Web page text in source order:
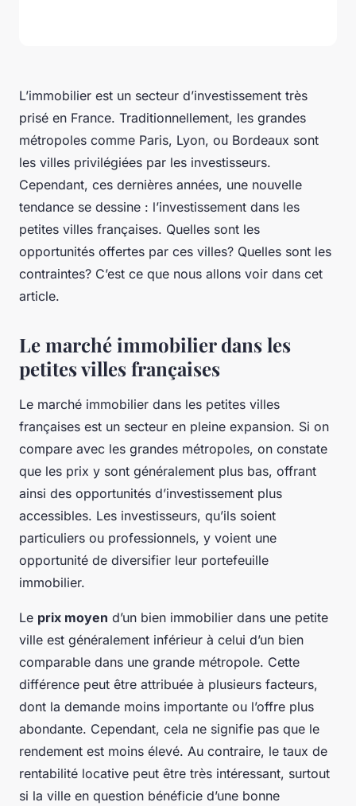
L’immobilier est un secteur d’investissement très
prisé en France. Traditionnellement, les grandes
métropoles comme Paris, Lyon, ou Bordeaux sont
les villes privilégiées par les investisseurs.
Cependant, ces dernières années, une nouvelle
tendance se dessine : l’investissement dans les
petites villes françaises. Quelles sont les
opportunités offertes par ces villes? Quelles sont les
contraintes? C’est ce que nous allons voir dans cet
article.
Le marché immobilier dans les
petites villes françaises
Le marché immobilier dans les petites villes
françaises est un secteur en pleine expansion. Si on
compare avec les grandes métropoles, on constate
que les prix y sont généralement plus bas, offrant
ainsi des opportunités d’investissement plus
accessibles. Les investisseurs, qu’ils soient
particuliers ou professionnels, y voient une
opportunité de diversifier leur portefeuille
immobilier.
Le prix moyen d’un bien immobilier dans une petite
ville est généralement inférieur à celui d’un bien
comparable dans une grande métropole. Cette
différence peut être attribuée à plusieurs facteurs,
dont la demande moins importante ou l’offre plus
abondante. Cependant, cela ne signifie pas que le
rendement est moins élevé. Au contraire, le taux de
rentabilité locative peut être très intéressant, surtout
si la ville en question bénéficie d’une bonne